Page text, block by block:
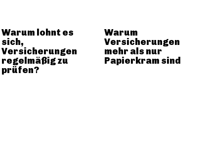
Warum lohnt es
sich,
Versicherungen
regelmäßig zu
prüfen?
Warum
Versicherungen
mehr als nur
Papierkram sind